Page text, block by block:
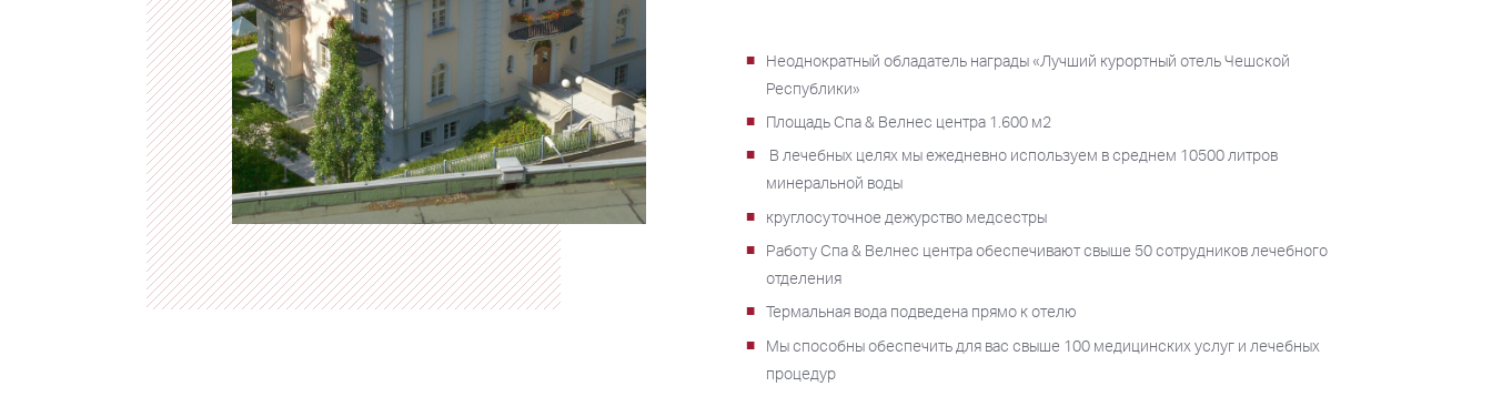
Неоднократный обладатель награды «Лучший курортный отель Чешской
Республики»
Площадь Спа & Велнес центра 1.600 м2
В лечебных целях мы ежедневно используем в среднем 10500 литров
минеральной воды
круглосуточное дежурство медсестры
Работу Спа & Велнес центра обеспечивают свыше 50 сотрудников лечебного
отделения
Термальная вода подведена прямо к отелю
Мы способны обеспечить для вас свыше 100 медицинских услуг и лечебных
процедур